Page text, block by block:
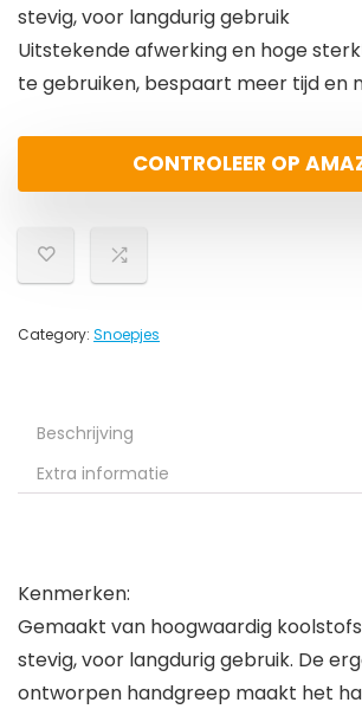
stevig, voor langdurig gebruik
Uitstekende afwerking en hoge
te gebruiken, bespaart meer tijd en
CONTROLEER OP
Category: Snoepjes
Beschrijving
Extra informatie
Kenmerken:
Gemaakt van hoogwaardig
stevig, voor langdurig gebruik. De
ontworpen handgreep maakt het